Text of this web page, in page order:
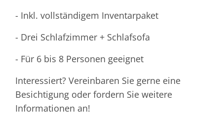
- Inkl. vollständigem Inventarpaket
- Drei Schlafzimmer + Schlafsofa
- Für 6 bis 8 Personen geeignet
Interessiert? Vereinbaren Sie gerne eine
Besichtigung oder fordern Sie weitere
Informationen an!